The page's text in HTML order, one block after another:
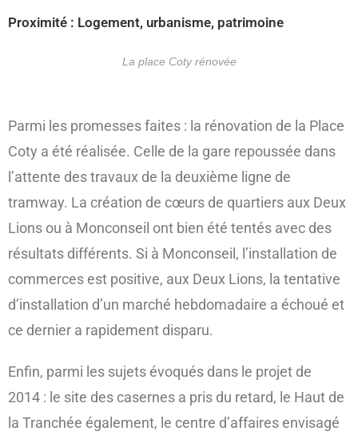
Proximité : Logement, urbanisme, patrimoine
La place Coty rénovée
Parmi les promesses faites : la rénovation de la Place
Coty a été réalisée. Celle de la gare repoussée dans
l’attente des travaux de la deuxième ligne de
tramway. La création de cœurs de quartiers aux Deux
Lions ou à Monconseil ont bien été tentés avec des
résultats différents. Si à Monconseil, l’installation de
commerces est positive, aux Deux Lions, la tentative
d’installation d’un marché hebdomadaire a échoué et
ce dernier a rapidement disparu.
Enfin, parmi les sujets évoqués dans le projet de
2014 : le site des casernes a pris du retard, le Haut de
la Tranchée également, le centre d’affaires envisagé